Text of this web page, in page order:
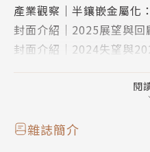
產業觀察｜半鑲嵌金屬化
封面介紹｜2025展望與回
封面介紹｜2024失望與
封面介紹｜資策會MIC所
新東西集錦（一）類別：
東西講座｜雙臂協作機器
閱
雜誌簡介